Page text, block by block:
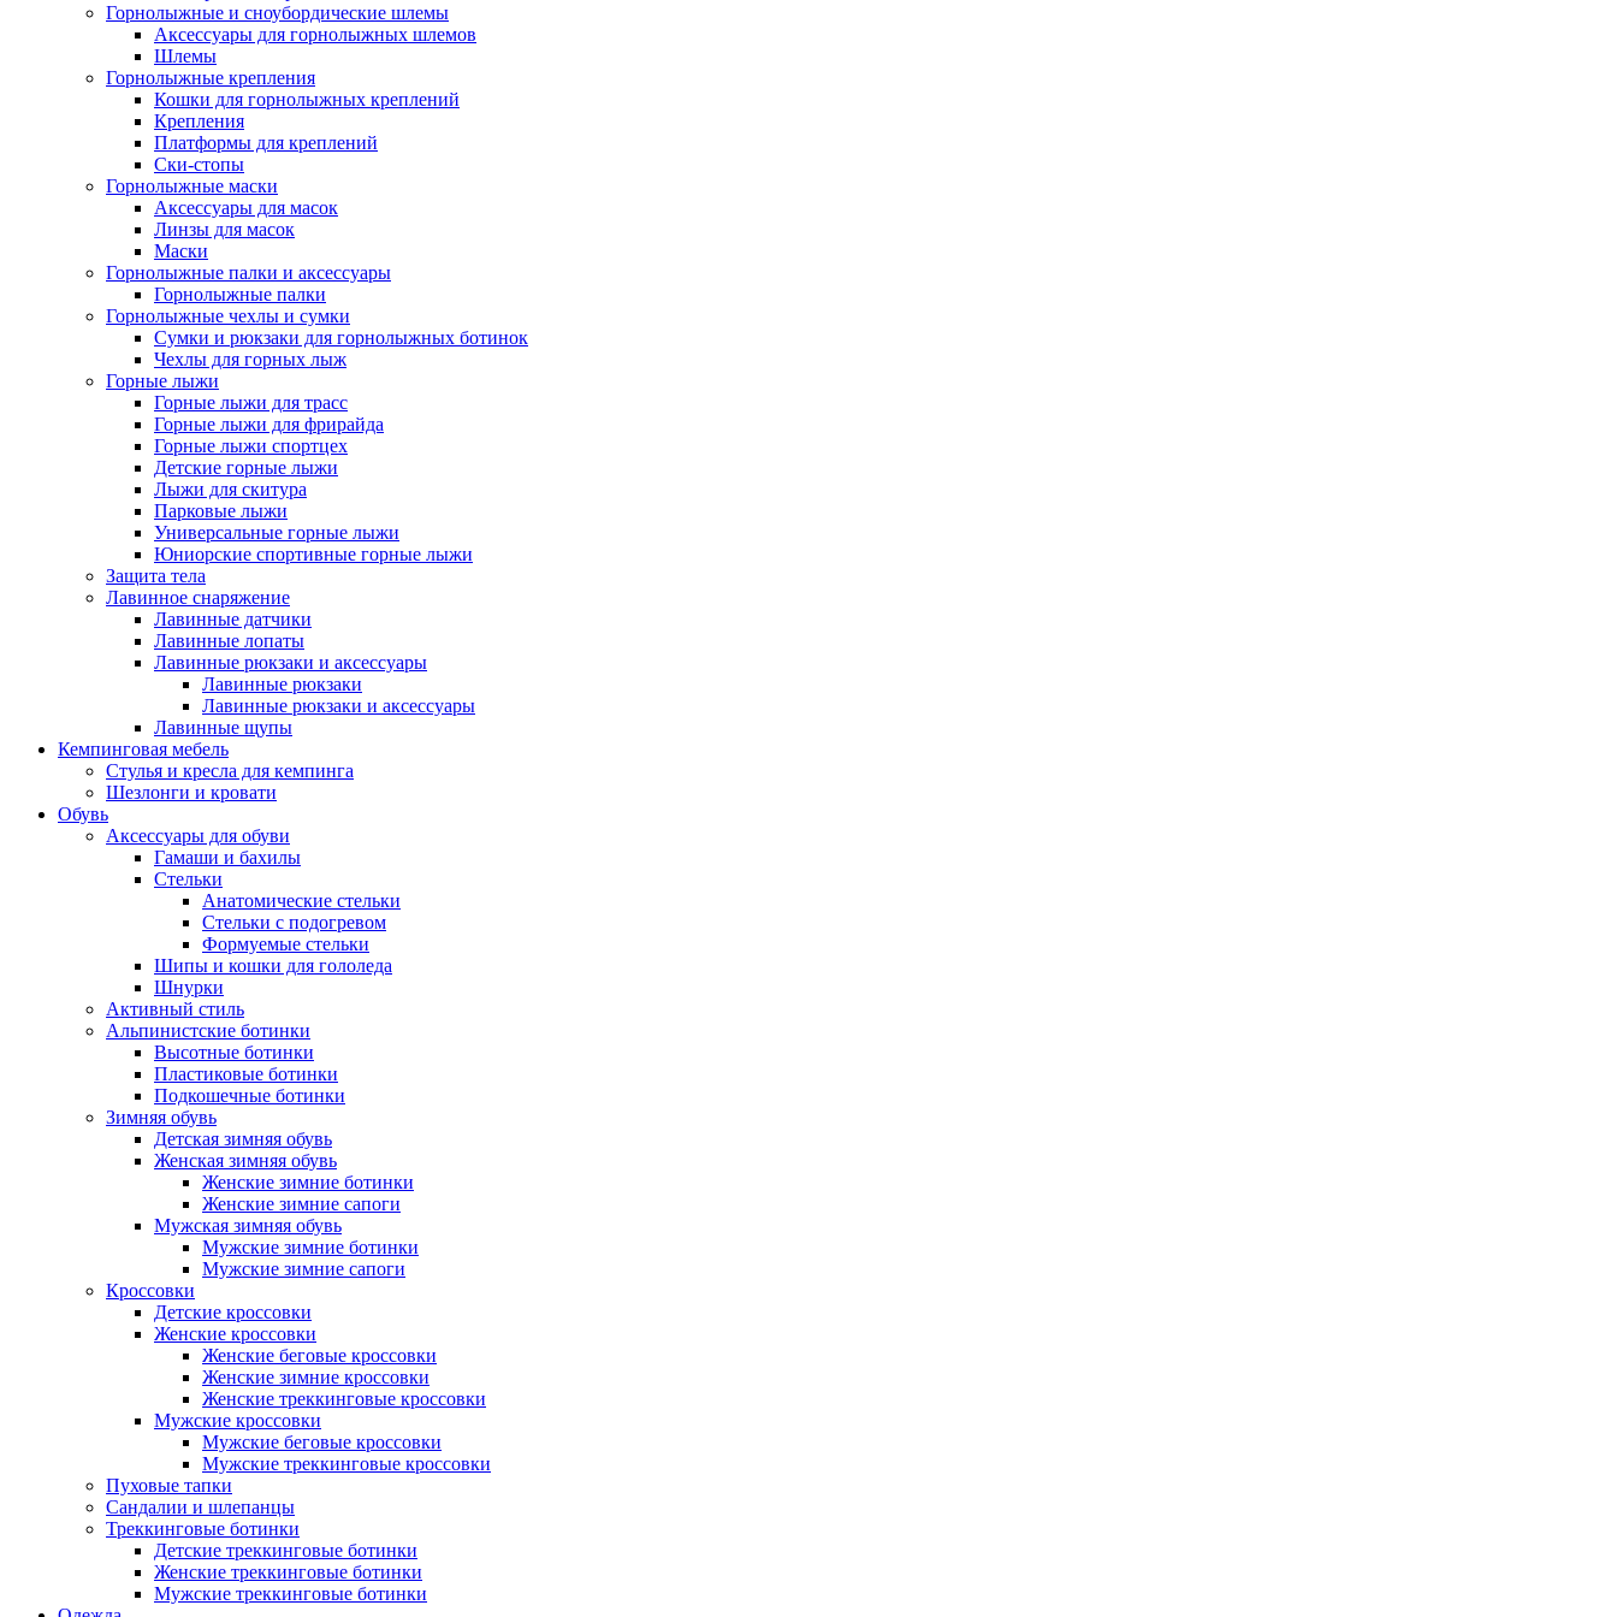
Горнолыжные и сноубордические шлемы
Аксессуары для горнолыжных шлемов
Шлемы
Горнолыжные крепления
Кошки для горнолыжных креплений
Крепления
Платформы для креплений
Ски-стопы
Горнолыжные маски
Аксессуары для масок
Линзы для масок
Маски
Горнолыжные палки и аксессуары
Горнолыжные палки
Горнолыжные чехлы и сумки
Сумки и рюкзаки для горнолыжных ботинок
Чехлы для горных лыж
Горные лыжи
Горные лыжи для трасс
Горные лыжи для фрирайда
Горные лыжи спортцех
Детские горные лыжи
Лыжи для скитура
Парковые лыжи
Универсальные горные лыжи
Юниорские спортивные горные лыжи
Защита тела
Лавинное снаряжение
Лавинные датчики
Лавинные лопаты
Лавинные рюкзаки и аксессуары
Лавинные рюкзаки
Лавинные рюкзаки и аксессуары
Лавинные щупы
Кемпинговая мебель
Стулья и кресла для кемпинга
Шезлонги и кровати
Обувь
Аксессуары для обуви
Гамаши и бахилы
Стельки
Анатомические стельки
Стельки с подогревом
Формуемые стельки
Шипы и кошки для гололеда
Шнурки
Активный стиль
Альпинистские ботинки
Высотные ботинки
Пластиковые ботинки
Подкошечные ботинки
Зимняя обувь
Детская зимняя обувь
Женская зимняя обувь
Женские зимние ботинки
Женские зимние сапоги
Мужская зимняя обувь
Мужские зимние ботинки
Мужские зимние сапоги
Кроссовки
Детские кроссовки
Женские кроссовки
Женские беговые кроссовки
Женские зимние кроссовки
Женские треккинговые кроссовки
Мужские кроссовки
Мужские беговые кроссовки
Мужские треккинговые кроссовки
Пуховые тапки
Сандалии и шлепанцы
Треккинговые ботинки
Детские треккинговые ботинки
Женские треккинговые ботинки
Мужские треккинговые ботинки